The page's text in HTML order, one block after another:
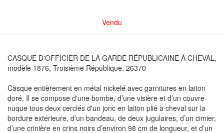
Vendu
CASQUE D'OFFICIER DE LA GARDE RÉPUBLICAINE À CHEVAL,
modèle 1876, Troisième République. 26370
Casque entièrement en métal nickelé avec garnitures en laiton
doré. Il se compose d'une bombe, d’une visière et d’un couvre-
nuque tous deux cerclés d'un jonc en laiton plié à cheval sur la
bordure extérieure, d’un bandeau, de deux jugulaires, d’un cimier,
d’une crinière en crins noirs d’environ 98 cm de longueur, et d’un